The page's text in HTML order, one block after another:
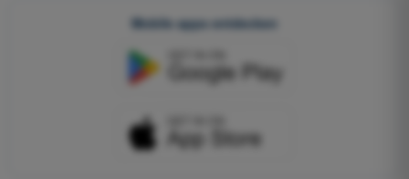
Mobile apps entdecken